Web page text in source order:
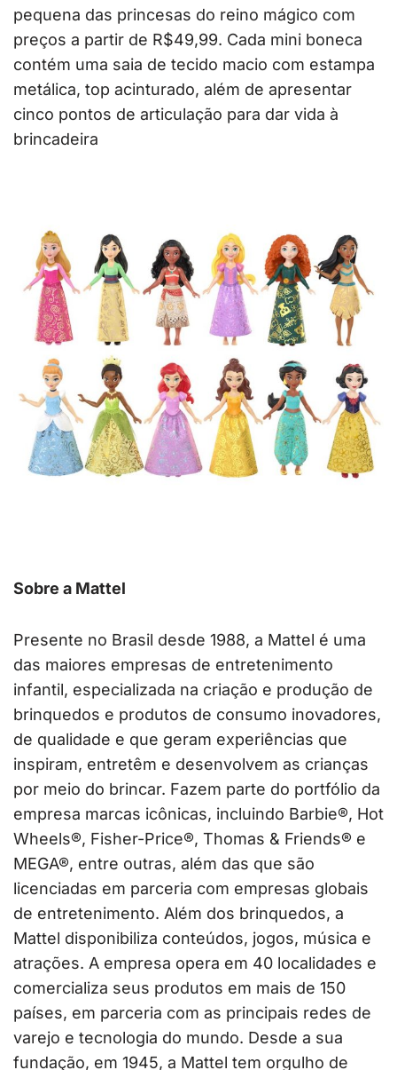
pequena das princesas do reino mágico com
preços a partir de R$49,99. Cada mini boneca
contém uma saia de tecido macio com estampa
metálica, top acinturado, além de apresentar
cinco pontos de articulação para dar vida à
brincadeira
Sobre a Mattel
Presente no Brasil desde 1988, a Mattel é uma
das maiores empresas de entretenimento
infantil, especializada na criação e produção de
brinquedos e produtos de consumo inovadores,
de qualidade e que geram experiências que
inspiram, entretêm e desenvolvem as crianças
por meio do brincar. Fazem parte do portfólio da
empresa marcas icônicas, incluindo Barbie®, Hot
Wheels®, Fisher-Price®, Thomas & Friends® e
MEGA®, entre outras, além das que são
licenciadas em parceria com empresas globais
de entretenimento. Além dos brinquedos, a
Mattel disponibiliza conteúdos, jogos, música e
atrações. A empresa opera em 40 localidades e
comercializa seus produtos em mais de 150
países, em parceria com as principais redes de
varejo e tecnologia do mundo. Desde a sua
fundação, em 1945, a Mattel tem orgulho de